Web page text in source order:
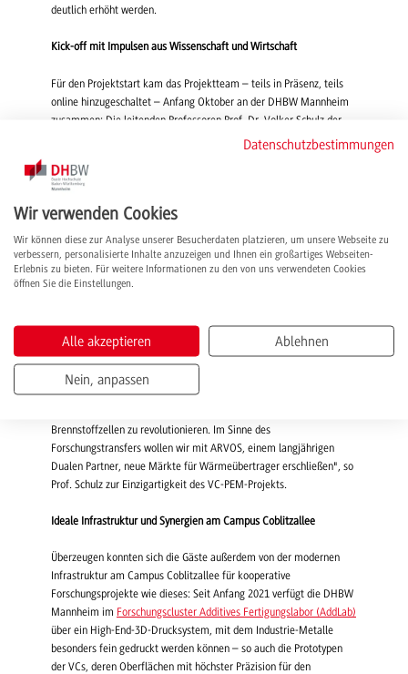
deutlich erhöht werden.
Kick-off mit Impulsen aus Wissenschaft und Wirtschaft
Für den Projektstart kam das Projektteam – teils in Präsenz, teils
online hinzugeschaltet – Anfang Oktober an der DHBW Mannheim
zusammen: Die leitenden Professoren Prof. Dr. Volker Schulz der
DHBW Mannheim und Prof. Dr. Nico Blessing des Standortes
Promovierende an der DHBW Mannheim, Eric Chadwick, ebenso wie
Mitarbeiter des Dualen Partners ARVOS Ljungström aus Heidelberg.
Meilensteine und der Zeitplan für die angesetzte Projektlaufzeit von
Austausch: Eric Chadwick gab einen Einblick in den aktuellen Stand
bei der Prototypen-Entwicklung mittels 3D-Druck und Dominik
Scheid von der ARVOS Ljungström GmbH berichtete von
formuliertes Ziel: Durch die effiziente Kühlung und Nutzung der
Abwärme werden in dem Projekt die Weichen gestellt, um PEM-
Brennstoffzellen als Heizkraftwerke stationär einzusetzen. "Wir
bündeln die Expertise aus den Bereichen Wärmeübertrager, 3D-
Brennstoffzellen zu revolutionieren. Im Sinne des
Forschungstransfers wollen wir mit ARVOS, einem langjährigen
Dualen Partner, neue Märkte für Wärmeübertrager erschließen", so
Prof. Schulz zur Einzigartigkeit des VC-PEM-Projekts.
Ideale Infrastruktur und Synergien am Campus Coblitzallee
Überzeugen konnten sich die Gäste außerdem von der modernen
Infrastruktur am Campus Coblitzallee für kooperative
Forschungsprojekte wie dieses: Seit Anfang 2021 verfügt die DHBW
Mannheim im Forschungscluster Additives Fertigungslabor (AddLab)
über ein High-End-3D-Drucksystem, mit dem Industrie-Metalle
besonders fein gedruckt werden können – so auch die Prototypen
der VCs, deren Oberflächen mit höchster Präzision für den
Datenschutzbestimmungen
Wir verwenden Cookies
Wir können diese zur Analyse unserer Besucherdaten platzieren, um unsere Webseite zu
verbessern, personalisierte Inhalte anzuzeigen und Ihnen ein großartiges Webseiten-
Erlebnis zu bieten. Für weitere Informationen zu den von uns verwendeten Cookies
öffnen Sie die Einstellungen.
Alle akzeptieren Ablehnen
Nein, anpassen